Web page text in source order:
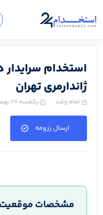
استخدام
ژاندارمری تهران
تمام وقت یکشنبه ۲۸ بهمن ۱۴۰۳
ارسال رزومه
مشخصات